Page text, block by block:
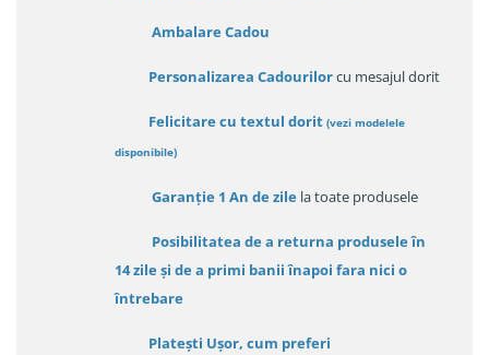
Ambalare Cadou
Personalizarea Cadourilorcu mesajul dorit
Felicitare cu textul dorit (vezi modelele
disponibile)
Garanție 1 An de zile la toate produsele
Posibilitatea de a returna produsele în
14 zileși de a primi banii înapoi fara nici o
întrebare
Platești Ușor, cum preferi